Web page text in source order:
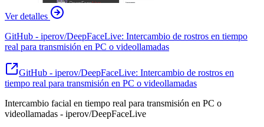
Ver detalles
GitHub - iperov/DeepFaceLive: Intercambio de rostros en tiempo
real para transmisión en PC o videollamadas
GitHub - iperov/DeepFaceLive: Intercambio de rostros en
tiempo real para transmisión en PC o videollamadas
Intercambio facial en tiempo real para transmisión en PC o
videollamadas - iperov/DeepFaceLive